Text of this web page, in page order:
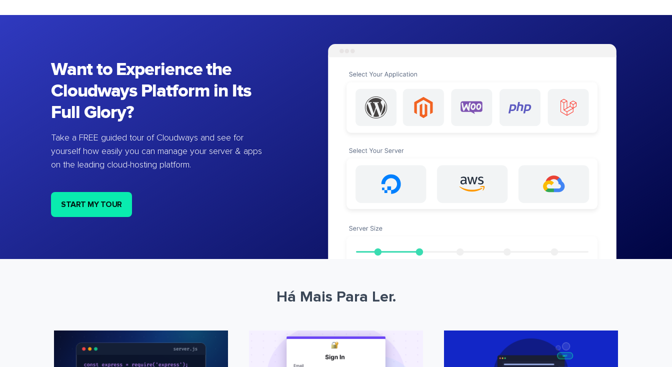
Want to Experience the
Cloudways Platform in Its
Full Glory?
Take a FREE guided tour of Cloudways and see for
yourself how easily you can manage your server & apps
on the leading cloud-hosting platform.
START MY TOUR
Há Mais Para Ler.